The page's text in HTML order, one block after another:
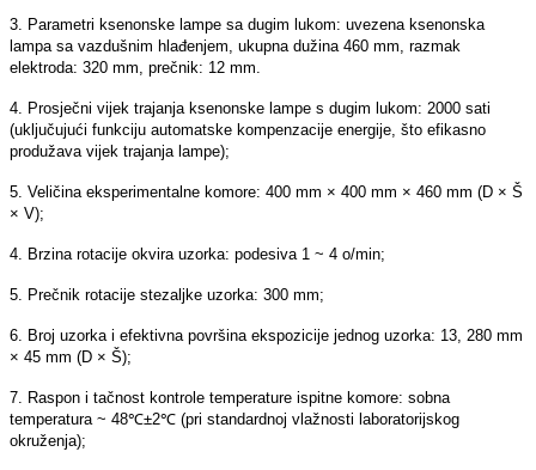
3. Parametri ksenonske lampe sa dugim lukom: uvezena ksenonska
lampa sa vazdušnim hlađenjem, ukupna dužina 460 mm, razmak
elektroda: 320 mm, prečnik: 12 mm.
4. Prosječni vijek trajanja ksenonske lampe s dugim lukom: 2000 sati
(uključujući funkciju automatske kompenzacije energije, što efikasno
produžava vijek trajanja lampe);
5. Veličina eksperimentalne komore: 400 mm × 400 mm × 460 mm (D × Š
× V);
4. Brzina rotacije okvira uzorka: podesiva 1 ~ 4 o/min;
5. Prečnik rotacije stezaljke uzorka: 300 mm;
6. Broj uzorka i efektivna površina ekspozicije jednog uzorka: 13, 280 mm
× 45 mm (D × Š);
7. Raspon i tačnost kontrole temperature ispitne komore: sobna
temperatura ~ 48℃±2℃ (pri standardnoj vlažnosti laboratorijskog
okruženja);